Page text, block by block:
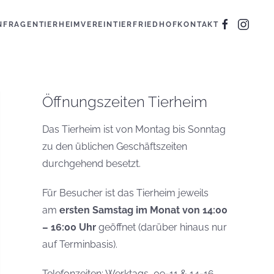
FRAGENTIERHEIMVEREINTIERFRIEDHOFKONTAKT
Öffnungszeiten Tierheim
Das Tierheim ist von Montag bis Sonntag
zu den üblichen Geschäftszeiten
durchgehend besetzt.
Für Besucher ist das Tierheim jeweils
amersten Samstag im Monat von 14:00
– 16:00 Uhr geöffnet (darüber hinaus nur
auf Terminbasis).